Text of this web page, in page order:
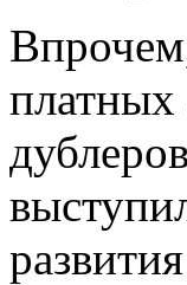
платных